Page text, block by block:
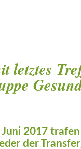
letztes
Juni 2017
der